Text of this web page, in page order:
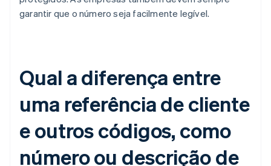
garantir que o número seja facilmente legível.
Qual a diferença entre
uma referência de cliente
e outros códigos, como
número ou descrição de